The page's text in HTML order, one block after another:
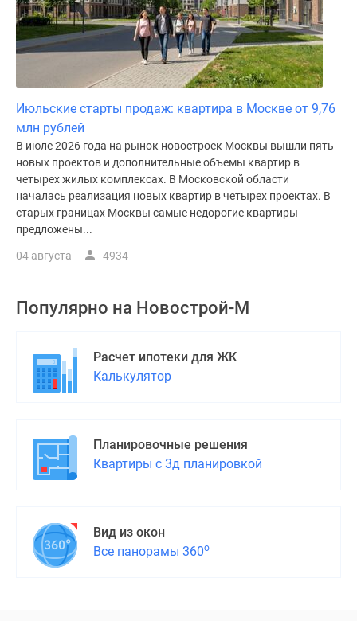
Июльские старты продаж: квартира в Москве от 9,76
млн рублей
В июле 2026 года на рынок новостроек Москвы вышли пять
новых проектов и дополнительные объемы квартир в
четырех жилых комплексах. В Московской области
началась реализация новых квартир в четырех проектах. В
старых границах Москвы самые недорогие квартиры
предложены...
04 августа 4934
Популярно на Новострой-М
Расчет ипотеки для ЖК
Калькулятор
Планировочные решения
Квартиры с 3д планировкой
Вид из окон
Все панорамы 360о